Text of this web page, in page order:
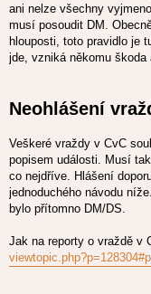
ani nelze všechny
musí posoudit DM.
hlouposti, toto pravidlo je
jde, vzniká někomu škoda
Neohlášení
Veškeré vraždy v CvC
popisem události. Musí
co nejdříve. Hlášení
jednoduchého návodu
bylo přítomno DM/DS.
Jak na reporty o vraždě v